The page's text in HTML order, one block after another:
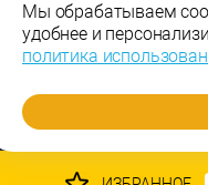
Мы обрабатываем
удобнее и
политика